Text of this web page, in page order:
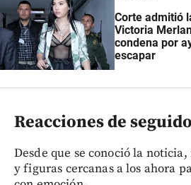
Corte admitió
Victoria
condena por
escapar
Reacciones de
Desde que se conoció la
y figuras cercanas a los ahora